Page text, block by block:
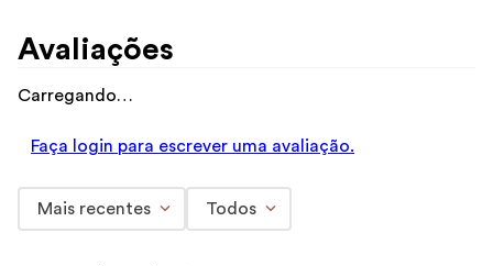
Avaliações
Carregando…
Faça login para escrever uma avaliação.
Mais recentes Todos